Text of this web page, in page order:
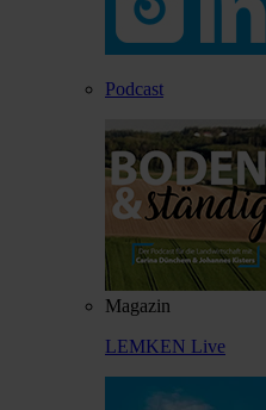
Podcast
Magazin
LEMKEN Live